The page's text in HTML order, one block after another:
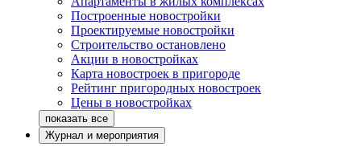
Построенные новостройки
Проектируемые новостройки
Строительство остановлено
Акции в новостройках
Карта новостроек в пригороде
Рейтинг пригородных новостроек
Цены в новостройках
Журнал и мероприятия